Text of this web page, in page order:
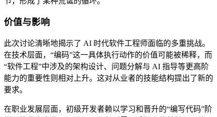
价值与影响
此次讨论清晰地揭示了 AI 时代软件工程师面临的多重挑战。
在技术层面，“编码”这一具体执行动作的价值可能被稀释，而
“软件工程”中涉及的架构设计、问题分解与 AI 指导等更高阶
能力的重要性则相对上升。这对从业者的技能结构提出了新的
要求。
在职业发展层面，初级开发者赖以学习和晋升的“编写代码”阶